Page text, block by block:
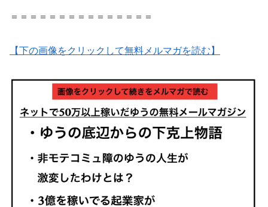
＝＝＝＝＝＝＝＝＝＝＝＝＝＝＝
【下の画像をクリックして無料メルマガを読む】